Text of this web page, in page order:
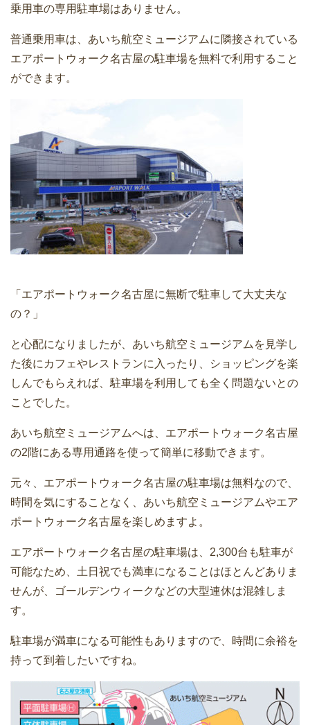
乗用車の専用駐車場はありません。
普通乗用車は、あいち航空ミュージアムに隣接されている
エアポートウォーク名古屋の駐車場を無料で利用すること
ができます。
「エアポートウォーク名古屋に無断で駐車して大丈夫な
の？」
と心配になりましたが、あいち航空ミュージアムを見学し
た後にカフェやレストランに入ったり、ショッピングを楽
しんでもらえれば、駐車場を利用しても全く問題ないとの
ことでした。
あいち航空ミュージアムへは、エアポートウォーク名古屋
の2階にある専用通路を使って簡単に移動できます。
元々、エアポートウォーク名古屋の駐車場は無料なので、
時間を気にすることなく、あいち航空ミュージアムやエア
ポートウォーク名古屋を楽しめますよ。
エアポートウォーク名古屋の駐車場は、2,300台も駐車が
可能なため、土日祝でも満車になることはほとんどありま
せんが、ゴールデンウィークなどの大型連休は混雑しま
す。
駐車場が満車になる可能性もありますので、時間に余裕を
持って到着したいですね。